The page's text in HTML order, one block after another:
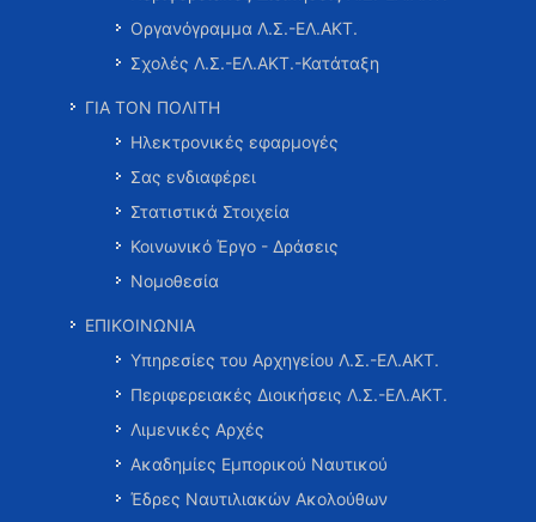
Οργανόγραμμα Λ.Σ.-ΕΛ.ΑΚΤ.
Σχολές Λ.Σ.-ΕΛ.ΑΚΤ.-Κατάταξη
ΓΙΑ ΤΟΝ ΠΟΛΙΤΗ
Ηλεκτρονικές εφαρμογές
Σας ενδιαφέρει
Στατιστικά Στοιχεία
Κοινωνικό Έργο - Δράσεις
Νομοθεσία
ΕΠΙΚΟΙΝΩΝΙΑ
Υπηρεσίες του Αρχηγείου Λ.Σ.-ΕΛ.ΑΚΤ.
Περιφερειακές Διοικήσεις Λ.Σ.-ΕΛ.ΑΚΤ.
Λιμενικές Αρχές
Ακαδημίες Εμπορικού Ναυτικού
Έδρες Ναυτιλιακών Ακολούθων